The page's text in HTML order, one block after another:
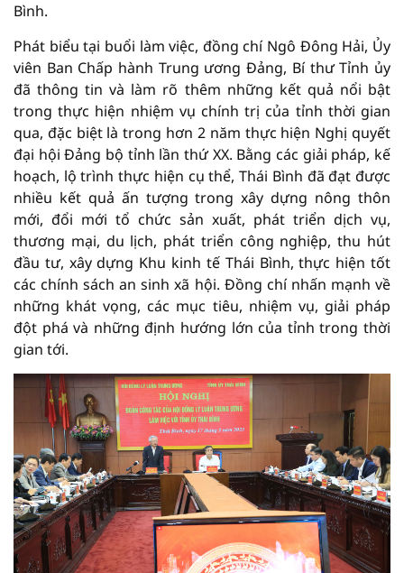
Bình.
Phát biểu tại buổi làm việc, đồng chí Ngô Đông Hải, Ủy
viên Ban Chấp hành Trung ương Đảng, Bí thư Tỉnh ủy
đã thông tin và làm rõ thêm những kết quả nổi bật
trong thực hiện nhiệm vụ chính trị của tỉnh thời gian
qua, đặc biệt là trong hơn 2 năm thực hiện Nghị quyết
đại hội Đảng bộ tỉnh lần thứ XX. Bằng các giải pháp, kế
hoạch, lộ trình thực hiện cụ thể, Thái Bình đã đạt được
nhiều kết quả ấn tượng trong xây dựng nông thôn
mới, đổi mới tổ chức sản xuất, phát triển dịch vụ,
thương mại, du lịch, phát triển công nghiệp, thu hút
đầu tư, xây dựng Khu kinh tế Thái Bình, thực hiện tốt
các chính sách an sinh xã hội. Đồng chí nhấn mạnh về
những khát vọng, các mục tiêu, nhiệm vụ, giải pháp
đột phá và những định hướng lớn của tỉnh trong thời
gian tới.